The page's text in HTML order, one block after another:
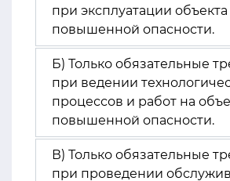
при эксплуатации объекта
повышенной опасности.
Б) Только обязательные
при ведении
процессов и работ на
повышенной опасности.
В) Только обязательные
при проведении